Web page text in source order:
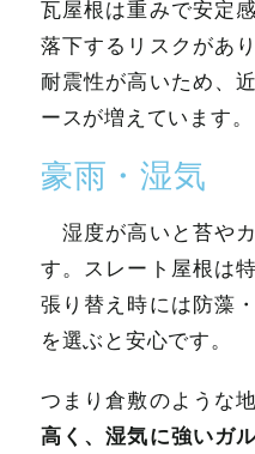
瓦屋根は重みで安定
落下するリスクがあ
耐震性が高いため、
ースが増えています。
豪雨・湿気
湿度が高いと苔や
す。スレート屋根は
張り替え時には防藻
を選ぶと安心です。
つまり倉敷のような地
高く、湿気に強いガ